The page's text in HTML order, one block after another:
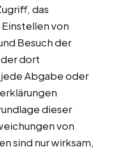
das
von
Besuch der
dort
Abgabe oder
dieser
von
sind nur wirksam,